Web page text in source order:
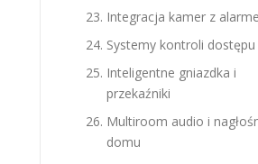
Integracja kamer z
Systemy kontroli dostępu
Inteligentne gniazdka i
przekaźniki
Multiroom audio i
domu